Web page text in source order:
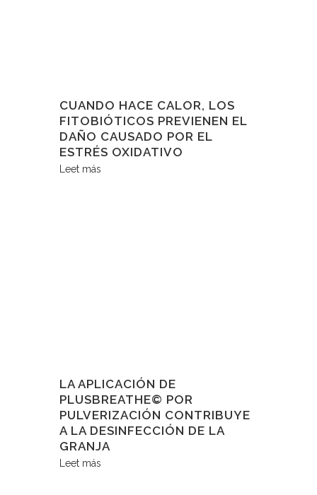
CUANDO HACE CALOR, LOS
FITOBIÓTICOS PREVIENEN EL
DAÑO CAUSADO POR EL
ESTRÉS OXIDATIVO
Leet más
LA APLICACIÓN DE
PLUSBREATHE© POR
PULVERIZACIÓN CONTRIBUYE
A LA DESINFECCIÓN DE LA
GRANJA
Leet más